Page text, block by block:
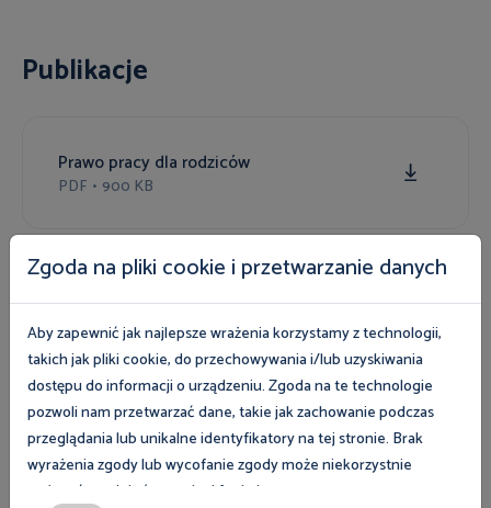
Publikacje
Prawo pracy dla rodziców
PDF • 900 KB
WIZJA ZERO. Zdrowa i bezpieczna praca
707 KB
Uprawnienia rodzicielskie pracujących ojców
PDF • 614 KB
Zgoda na pliki cookie i przetwarzanie danych
Aby zapewnić jak najlepsze wrażenia korzystamy z technologii,
takich jak pliki cookie, do przechowywania i/lub uzyskiwania
dostępu do informacji o urządzeniu. Zgoda na te technologie
pozwoli nam przetwarzać dane, takie jak zachowanie podczas
przeglądania lub unikalne identyfikatory na tej stronie. Brak
wyrażenia zgody lub wycofanie zgody może niekorzystnie
wpłynąć na niektóre cechy i funkcje.